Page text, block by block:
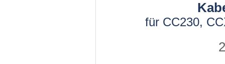
für CC230,